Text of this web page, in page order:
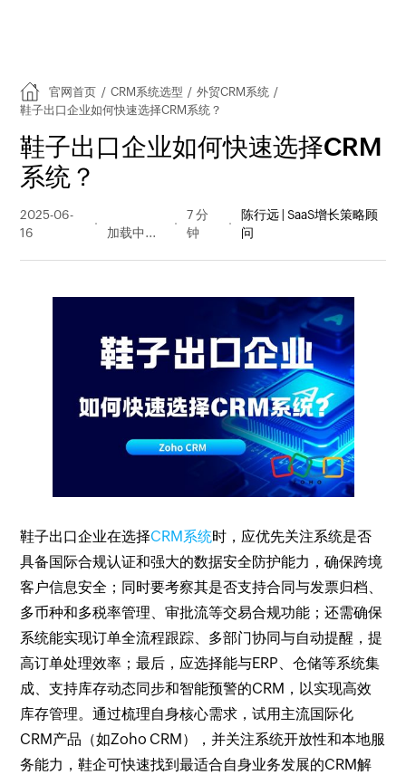
官网首页 / CRM系统选型 / 外贸CRM系统 /
鞋子出口企业如何快速选择CRM系统？
鞋子出口企业如何快速选择CRM
系统？
2025-06-
16
量
7 分
钟
陈行远 | SaaS增长策略顾
问
鞋子出口企业在选择CRM系统时，应优先关注系统是否
具备国际合规认证和强大的数据安全防护能力，确保跨境
客户信息安全；同时要考察其是否支持合同与发票归档、
多币种和多税率管理、审批流等交易合规功能；还需确保
系统能实现订单全流程跟踪、多部门协同与自动提醒，提
高订单处理效率；最后，应选择能与ERP、仓储等系统集
成、支持库存动态同步和智能预警的CRM，以实现高效
库存管理。通过梳理自身核心需求，试用主流国际化
CRM产品（如Zoho CRM），并关注系统开放性和本地服
务能力，鞋企可快速找到最适合自身业务发展的CRM解